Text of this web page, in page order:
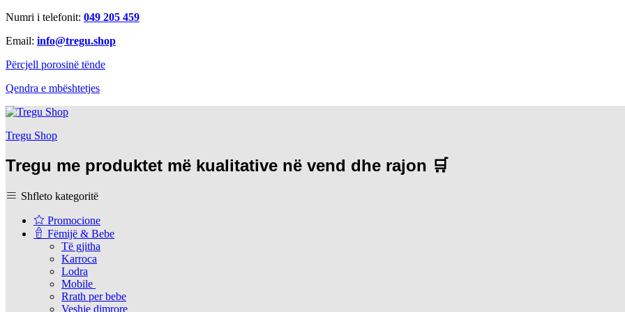
Numri i telefonit: 049 205 459
Email: info@tregu.shop
Përcjell porosinë tënde
Qendra e mbështetjes
Tregu Shop
Tregu me produktet më kualitative në vend dhe rajon 🛒
Shfleto kategoritë
Promocione
Fëmijë & Bebe
Të gjitha
Karroca
Lodra
Mobile
Rrath per bebe
Veshje dimrore